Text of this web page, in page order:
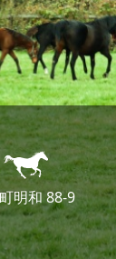
明和 88-9